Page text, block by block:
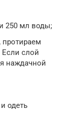
250 мл воды;
протираем
слой
наждачной
одеть